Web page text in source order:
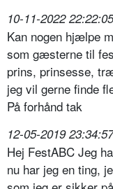
10-11-2022
Kan nogen hjælpe
som gæsterne til
prins, prinsesse,
jeg vil gerne finde
På forhånd tak
12-05-2019
Hej FestABC Jeg
nu har jeg en ting,